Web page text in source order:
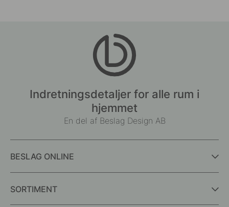
Indretningsdetaljer for alle rum i
hjemmet
En del af Beslag Design AB
BESLAG ONLINE
SORTIMENT